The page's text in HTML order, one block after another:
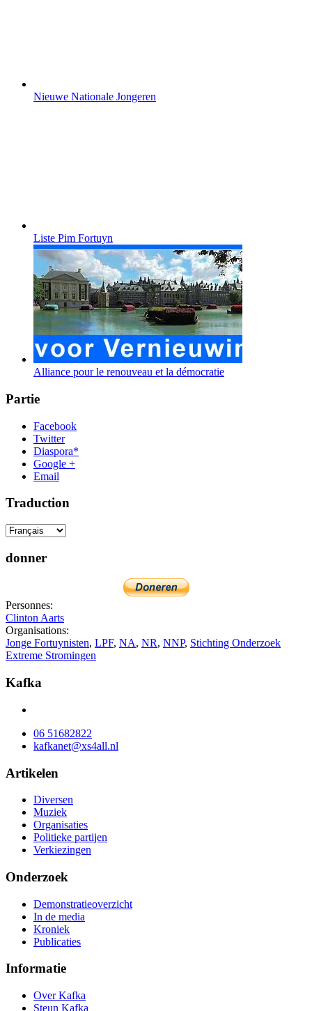
Nieuwe Nationale Jongeren
Liste Pim Fortuyn
Alliance pour le renouveau et la démocratie
Partie
Facebook
Twitter
Diaspora*
Google +
Email
Traduction
donner
Personnes:
Clinton Aarts
Organisations:
Jonge Fortuynisten, LPF, NA, NR, NNP, Stichting Onderzoek
Extreme Stromingen
Kafka
06 51682822
kafkanet@xs4all.nl
Artikelen
Diversen
Muziek
Organisaties
Politieke partijen
Verkiezingen
Onderzoek
Demonstratieoverzicht
In de media
Kroniek
Publicaties
Informatie
Over Kafka
Steun Kafka